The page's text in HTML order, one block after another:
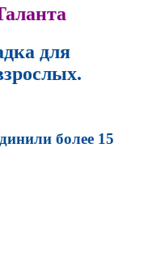
для
более 15